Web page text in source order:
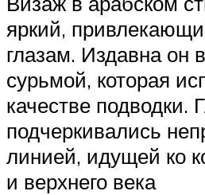
яркий,
глазам. Издавна он
сурьмой, которая
качестве подводки.
подчеркивались
линией, идущей ко
и верхнего века